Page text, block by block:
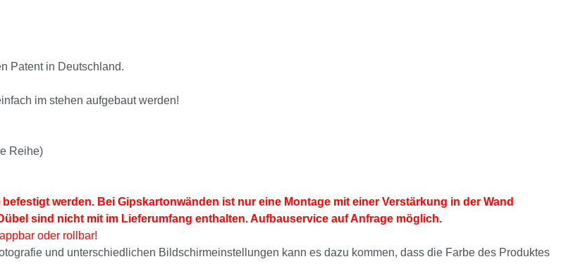
Patent in Deutschland.
im stehen aufgebaut werden!
Reihe)
werden. Bei Gipskartonwänden ist nur eine Montage mit einer Verstärkung in der Wand
sind nicht mit im Lieferumfang enthalten. Aufbauservice auf Anfrage möglich.
oder rollbar!
und unterschiedlichen Bildschirmeinstellungen kann es dazu kommen, dass die Farbe des Produktes